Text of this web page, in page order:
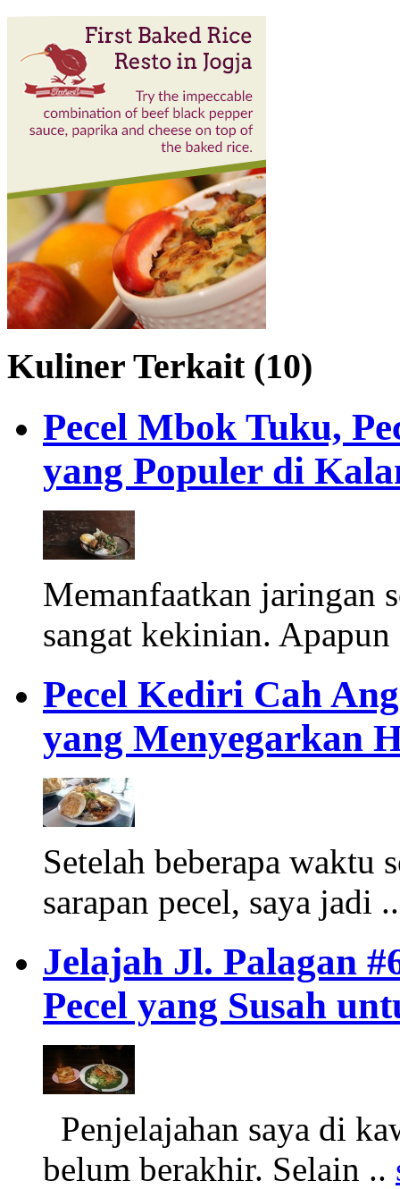
Kuliner Terkait (10)
Pecel Mbok Tuku,
yang Populer di
Memanfaatkan jaringan
sangat kekinian.
Pecel Kediri Cah
yang Menyegarkan
Setelah beberapa waktu
sarapan pecel, saya jadi
Jelajah Jl. Palagan
Pecel yang Susah
Penjelajahan saya di
belum berakhir. Selain ..